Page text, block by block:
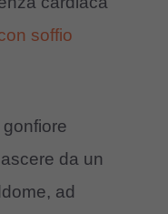
soffio
gonfiore
da un
ad